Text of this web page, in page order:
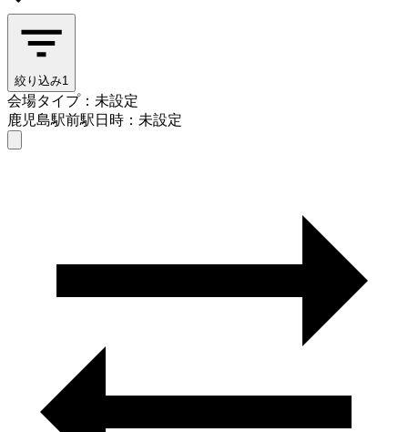
絞り込み1
会場タイプ：未設定
鹿児島駅前駅日時：未設定